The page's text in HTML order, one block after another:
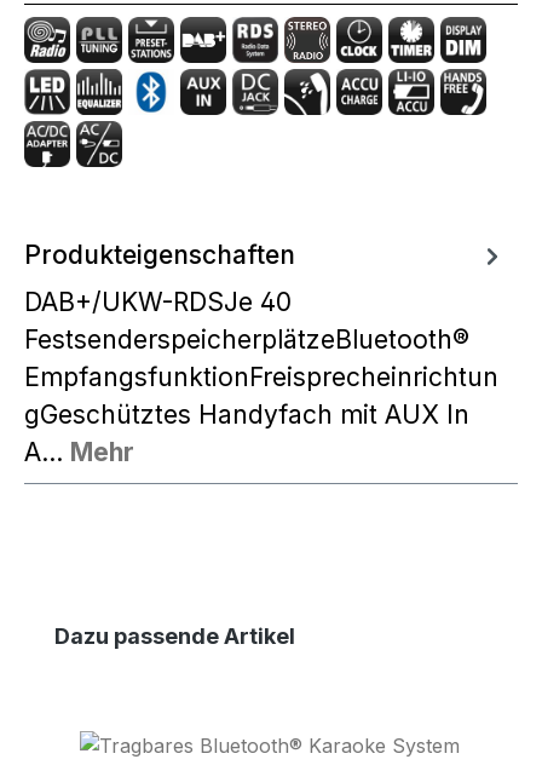
Produkteigenschaften
DAB+/UKW-RDSJe 40
FestsenderspeicherplätzeBluetooth®
EmpfangsfunktionFreisprecheinrichtun
gGeschütztes Handyfach mit AUX In
A… Mehr
Produktgalerie überspringen
Dazu passende Artikel